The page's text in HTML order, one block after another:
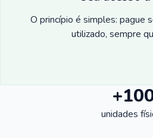
O princípio é simples: pague
utilizado, sempre
unidades